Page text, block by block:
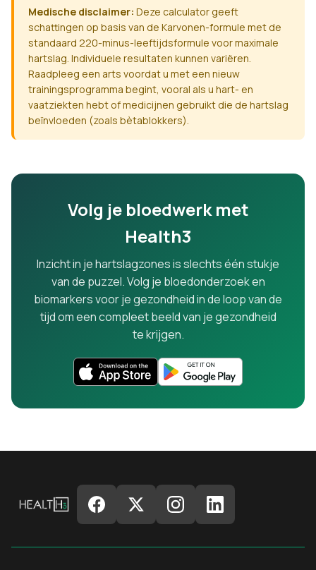
Medische disclaimer: Deze calculator geeft
schattingen op basis van de Karvonen-formule met de
standaard 220-minus-leeftijdsformule voor maximale
hartslag. Individuele resultaten kunnen variëren.
Raadpleeg een arts voordat u met een nieuw
trainingsprogramma begint, vooral als u hart- en
vaatziekten hebt of medicijnen gebruikt die de hartslag
beïnvloeden (zoals bètablokkers).
Volg je bloedwerk met
Health3
Inzicht in je hartslagzones is slechts één stukje
van de puzzel. Volg je bloedonderzoek en
biomarkers voor je gezondheid in de loop van de
tijd om een compleet beeld van je gezondheid
te krijgen.